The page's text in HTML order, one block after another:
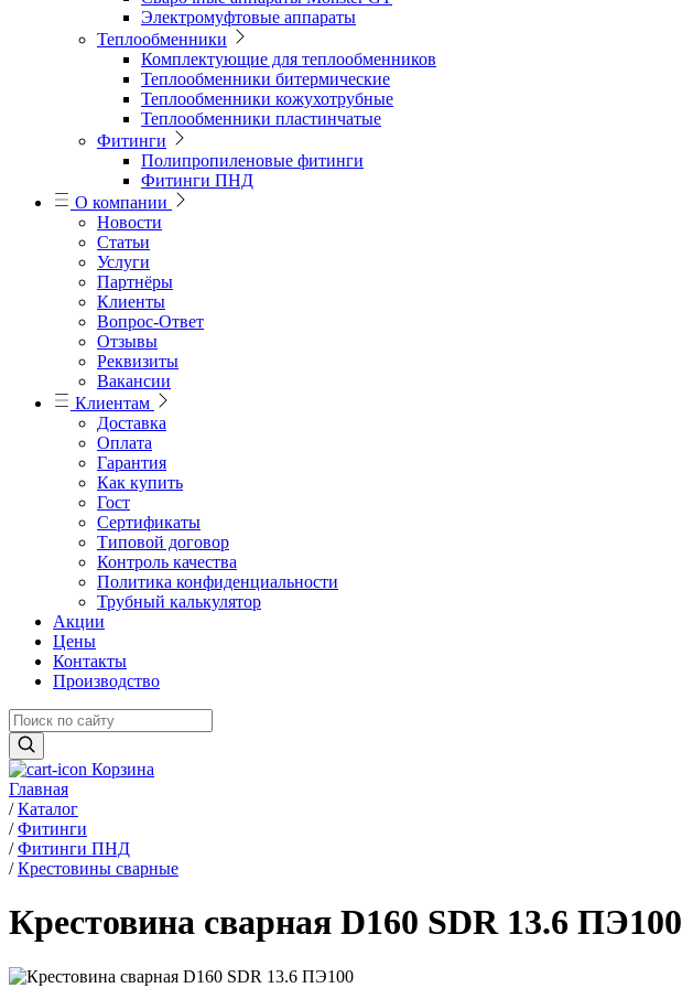
Электромуфтовые аппараты
Теплообменники
Комплектующие для теплообменников
Теплообменники битермические
Теплообменники кожухотрубные
Теплообменники пластинчатые
Фитинги
Полипропиленовые фитинги
Фитинги ПНД
О компании
Новости
Статьи
Услуги
Партнёры
Клиенты
Вопрос-Ответ
Отзывы
Реквизиты
Вакансии
Клиентам
Доставка
Оплата
Гарантия
Как купить
Гост
Сертификаты
Типовой договор
Контроль качества
Политика конфиденциальности
Трубный калькулятор
Акции
Цены
Контакты
Производство
Корзина
Главная
/ Каталог
/ Фитинги
/ Фитинги ПНД
/ Крестовины сварные
Крестовина сварная D160 SDR 13.6 ПЭ100